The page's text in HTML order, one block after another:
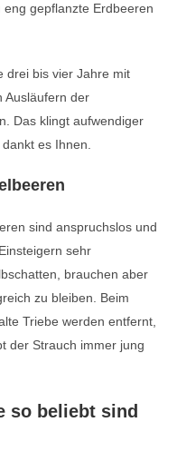
gepflanzte Erdbeeren
drei bis vier Jahre mit
Ausläufern der
Das klingt aufwendiger
es Ihnen.
sind anspruchslos und
sehr
brauchen aber
zu bleiben. Beim
Triebe werden entfernt,
der Strauch immer jung
so beliebt sind